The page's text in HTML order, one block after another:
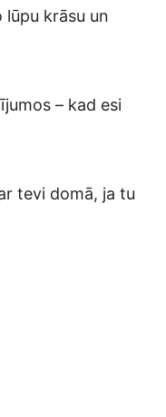
krāsu un
– kad esi
tevi domā, ja tu